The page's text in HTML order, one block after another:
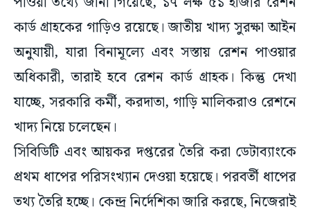
কার্ড গ্রাহকের গাড়িও রয়েছে। জাতীয় খাদ্য সুরক্ষা আইন
অনুযায়ী, যারা বিনামূল্যে এবং সস্তায় রেশন পাওয়ার
অধিকারী, তারাই হবে রেশন কার্ড গ্রাহক। কিন্তু দেখা
যাচ্ছে, সরকারি কর্মী, করদাতা, গাড়ি মালিকরাও রেশনে
খাদ্য নিয়ে চলেছেন।
সিবিডিটি এবং আয়কর দপ্তরের তৈরি করা ডেটাব্যাংকে
প্রথম ধাপের পরিসংখ্যান দেওয়া হয়েছে। পরবর্তী ধাপের
তথ্য তৈরি হচ্ছে। কেন্দ্র নির্দেশিকা জারি করছে, নিজেরাই